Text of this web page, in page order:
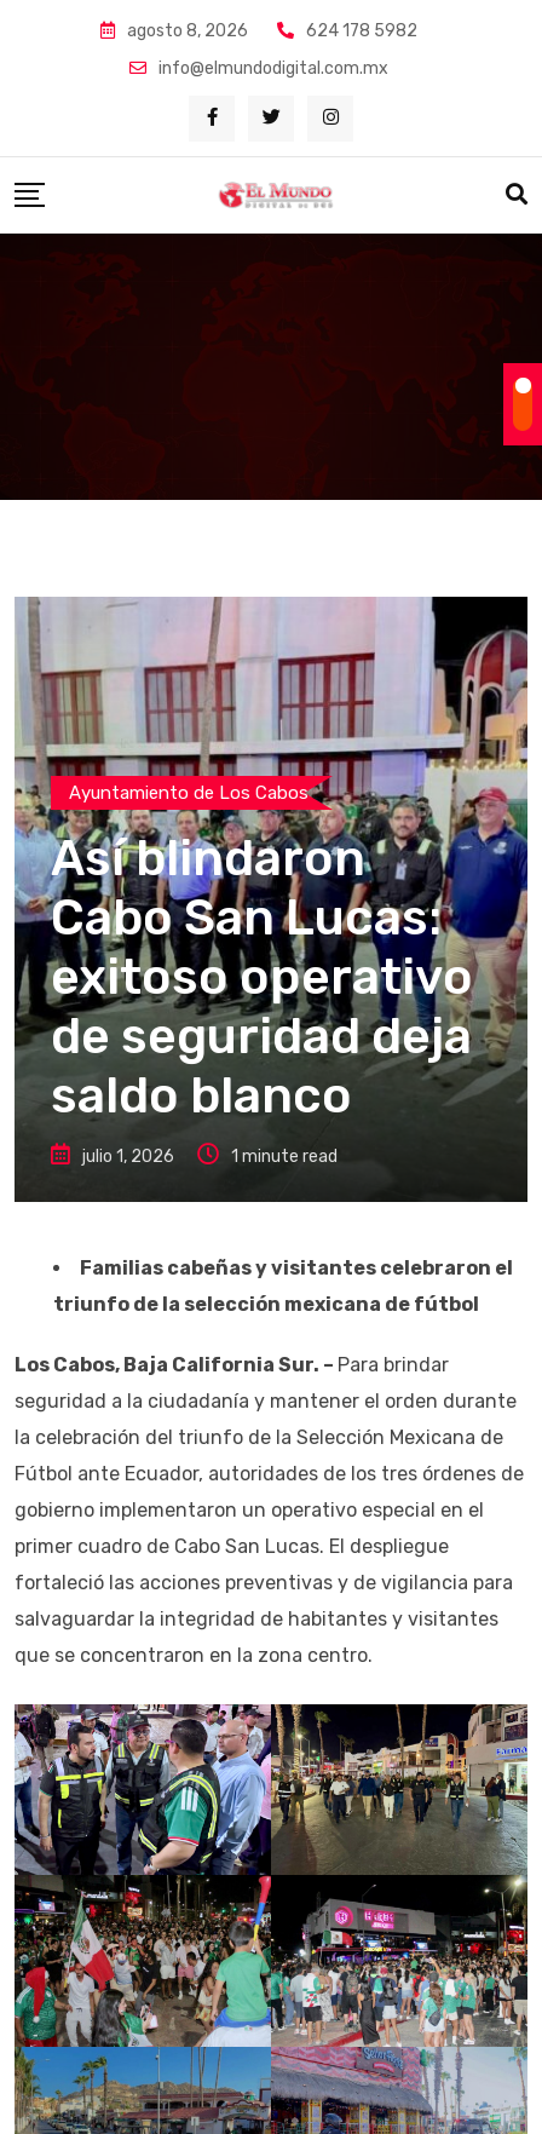
agosto 8, 2026
624 178 5982
info@elmundodigital.com.mx
Ayuntamiento de Los Cabos
Así blindaron
Cabo San Lucas:
exitoso operativo
de seguridad deja
saldo blanco
julio 1, 2026 1 minute read
Familias cabeñas y visitantes celebraron el
triunfo de la selección mexicana de fútbol
Los Cabos, Baja California Sur. – Para brindar
seguridad a la ciudadanía y mantener el orden durante
la celebración del triunfo de la Selección Mexicana de
Fútbol ante Ecuador, autoridades de los tres órdenes de
gobierno implementaron un operativo especial en el
primer cuadro de Cabo San Lucas. El despliegue
fortaleció las acciones preventivas y de vigilancia para
salvaguardar la integridad de habitantes y visitantes
que se concentraron en la zona centro.